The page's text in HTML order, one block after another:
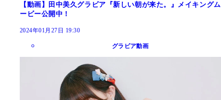
【動画】田中美久グラビア『新しい朝が来た。』メイキングム
ービー公開中！
2024年01月27日 19:30
グラビア動画